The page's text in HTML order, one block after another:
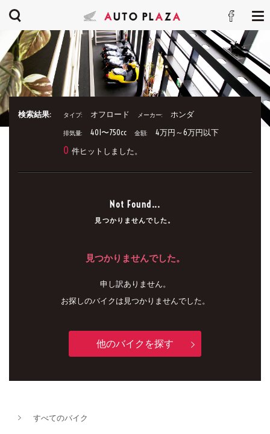
検索結果: タイプ: オフロード メーカー: ホンダ
排気量: 401〜750cc 金額: 4万円～6万円以下
0 件ヒットしました。
Not Found...
見つかりませんでした。
見つかりませんでした。
申し訳ありません。
お探しのバイクは見つかりませんでした。
他のバイクを探す
すべてのバイク
新車